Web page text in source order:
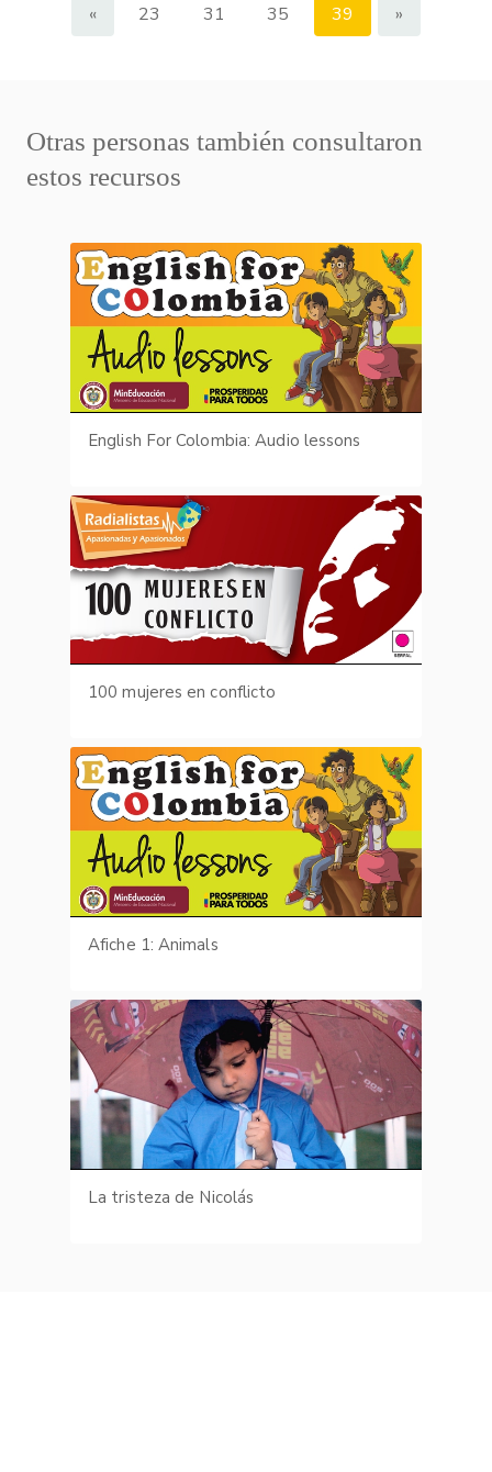
« 23 31 35 39 »
Otras personas también consultaron
estos recursos
English For Colombia: Audio lessons
100 mujeres en conflicto
Afiche 1: Animals
La tristeza de Nicolás